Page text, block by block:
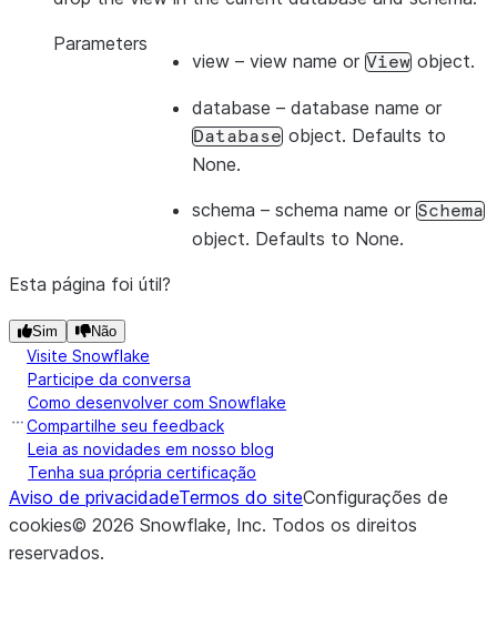
Parameters
view – view name or View object.
database – database name or
Database object. Defaults to
None.
schema – schema name or Schema
object. Defaults to None.
Esta página foi útil?
Sim Não
Visite Snowflake
Participe da conversa
Como desenvolver com Snowflake
Compartilhe seu feedback
Leia as novidades em nosso blog
Tenha sua própria certificação
Aviso de privacidadeTermos do siteConfigurações de
cookies© 2026 Snowflake, Inc. Todos os direitos
reservados.